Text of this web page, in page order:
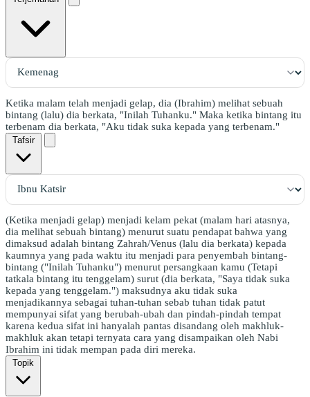
Ketika malam telah menjadi gelap, dia (Ibrahim) melihat sebuah
bintang (lalu) dia berkata, "Inilah Tuhanku." Maka ketika bintang itu
terbenam dia berkata, "Aku tidak suka kepada yang terbenam."
Tafsir
(Ketika menjadi gelap) menjadi kelam pekat (malam hari atasnya,
dia melihat sebuah bintang) menurut suatu pendapat bahwa yang
dimaksud adalah bintang Zahrah/Venus (lalu dia berkata) kepada
kaumnya yang pada waktu itu menjadi para penyembah bintang-
bintang ("Inilah Tuhanku") menurut persangkaan kamu (Tetapi
tatkala bintang itu tenggelam) surut (dia berkata, "Saya tidak suka
kepada yang tenggelam.") maksudnya aku tidak suka
menjadikannya sebagai tuhan-tuhan sebab tuhan tidak patut
mempunyai sifat yang berubah-ubah dan pindah-pindah tempat
karena kedua sifat ini hanyalah pantas disandang oleh makhluk-
makhluk akan tetapi ternyata cara yang disampaikan oleh Nabi
Ibrahim ini tidak mempan pada diri mereka.
Topik